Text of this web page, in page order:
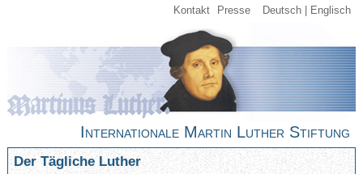
Kontakt Presse Deutsch Englisch
Internationale Martin Luther Stiftung
Der Tägliche Luther